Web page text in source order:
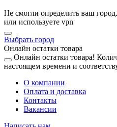
Не смогли определить ваш
или используете vpn
Выбрать город
Онлайн остатки товара
Онлайн остатки товара!
настоящем времени и
О компании
Оплата и доставка
Контакты
Вакансии